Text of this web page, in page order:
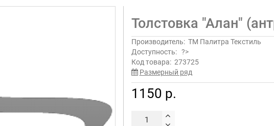
Толстовка "Алан"
Производитель: ТМ Палитра Текстиль
Доступность: ?>
Код товара: 273725
Размерный ряд
1150 р.